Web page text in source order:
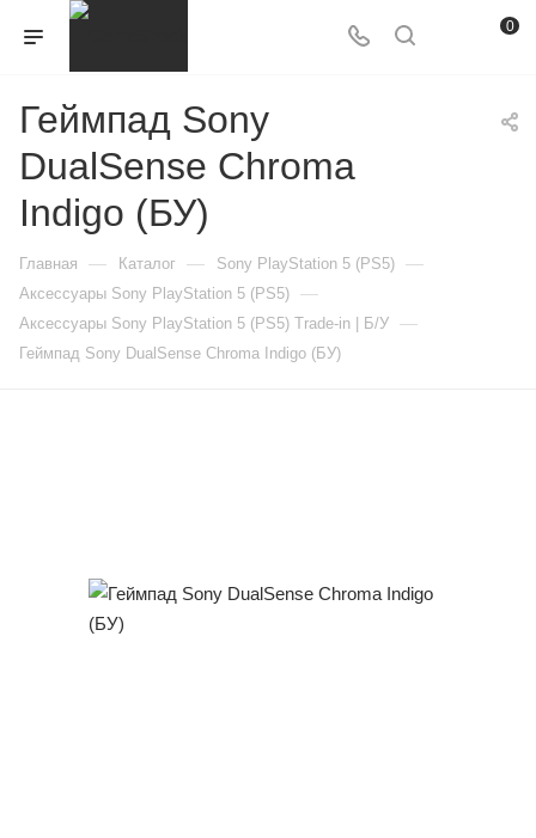
0
Геймпад Sony
DualSense Chroma
Indigo (БУ)
Главная — Каталог — Sony PlayStation 5 (PS5) —
Аксессуары Sony PlayStation 5 (PS5) —
Аксессуары Sony PlayStation 5 (PS5) Trade-in | Б/У —
Геймпад Sony DualSense Chroma Indigo (БУ)